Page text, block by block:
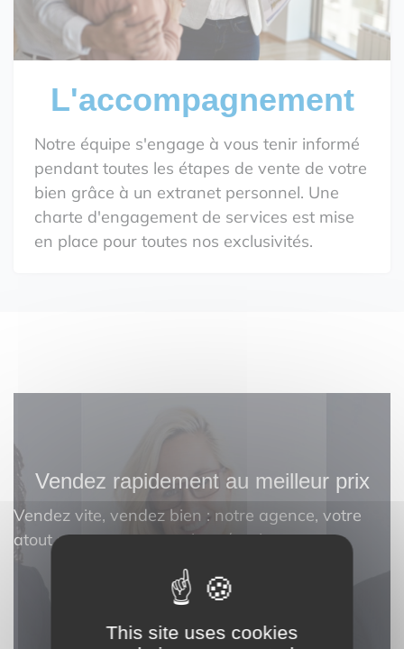
L'accompagnement
Notre équipe s'engage à vous tenir informé
pendant toutes les étapes de vente de votre
bien grâce à un extranet personnel. Une
charte d'engagement de services est mise
en place pour toutes nos exclusivités.
Vendez rapidement au meilleur prix
Vendez vite, vendez bien : notre agence, votre
atout pour une transaction réussie.
Je souhaite une estimation
This site uses cookies